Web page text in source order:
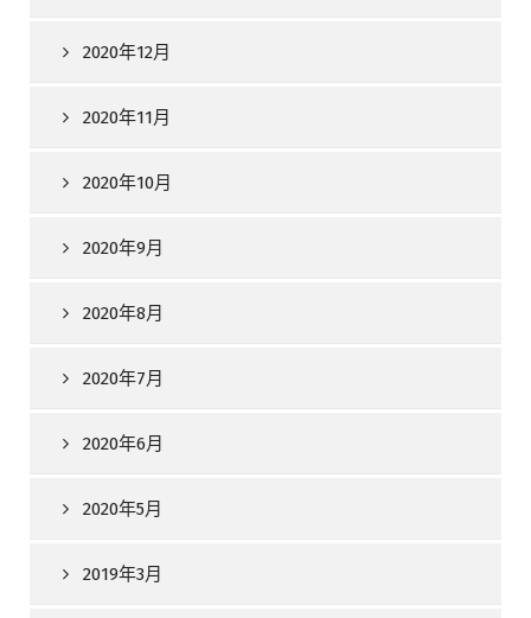
2020年12月
2020年11月
2020年10月
2020年9月
2020年8月
2020年7月
2020年6月
2020年5月
2019年3月